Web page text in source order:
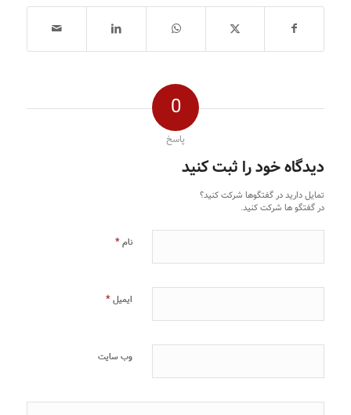
0
پاسخ
دیدگاه خود را ثبت کنید
تمایل دارید در گفتگوها شرکت کنید؟
در گفتگو ها شرکت کنید.
نام*
ایمیل*
وب‌ سایت